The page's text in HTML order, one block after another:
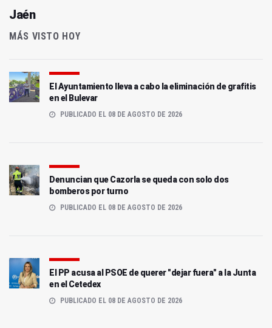
Jaén
MÁS VISTO HOY
El Ayuntamiento lleva a cabo la eliminación de grafitis
en el Bulevar
PUBLICADO EL 08 DE AGOSTO DE 2026
Denuncian que Cazorla se queda con solo dos
bomberos por turno
PUBLICADO EL 08 DE AGOSTO DE 2026
El PP acusa al PSOE de querer "dejar fuera" a la Junta
en el Cetedex
PUBLICADO EL 08 DE AGOSTO DE 2026